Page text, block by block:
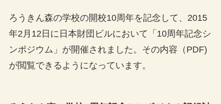
ろうきん森の学校の開校10周年を記念して、2015
年2月12日に日本財団ビルにおいて「10周年記念シ
ンポジウム」が開催されました。その内容（PDF)
が閲覧できるようになっています。